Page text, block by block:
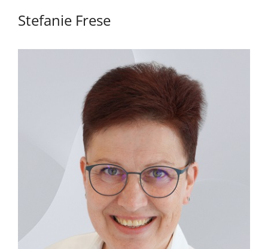
Stefanie Frese